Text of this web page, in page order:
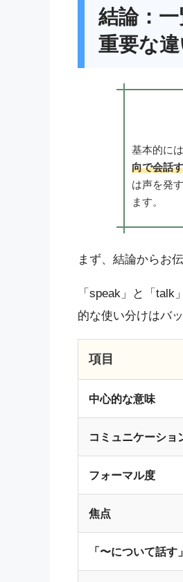
結論：
重要な
基本的に
向で会話
は声を発
ます。
まず、結論からお
「speak」と「
的な使い分けはバ
項目
中心的な意味
コミュニケーショ
フォーマル度
焦点
「〜について話す」